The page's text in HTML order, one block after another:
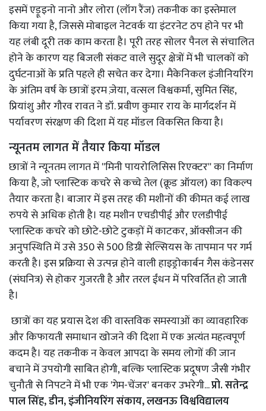
इसमें एड्रूइनो नानो और लोरा (लॉग रैंज) तकनीक का इस्तेमाल
किया गया है, जिससे मोबाइल नेटवर्क या इंटरनेट ठप होने पर भी
यह लंबी दूरी तक काम करता है। पूरी तरह सोलर पैनल से संचालित
होने के कारण यह बिजली संकट वाले सुदूर क्षेत्रों में भी चालकों को
दुर्घटनाओं के प्रति पहले ही सचेत कर देगा। मैकेनिकल इंजीनियरिंग
के अंतिम वर्ष के छात्रों इरम ज़ेया, वत्सल विश्वकर्मा, सुमित सिंह,
प्रियांशु और गौरव रावत ने डॉ. प्रवीण कुमार राय के मार्गदर्शन में
पर्यावरण संरक्षण की दिशा में यह मॉडल विकसित किया है।
न्यूनतम लागत में तैयार किया मॉडल
छात्रों ने न्यूनतम लागत में ''मिनी पायरोलिसिस रिएक्टर'' का निर्माण
किया है, जो प्लास्टिक कचरे से कच्चे तेल (क्रूड ऑयल) का विकल्प
तैयार करता है। बाजार में इस तरह की मशीनों की कीमत कई लाख
रुपये से अधिक होती है। यह मशीन एचडीपीई और एलडीपीई
प्लास्टिक कचरे को छोटे-छोटे टुकड़ों में काटकर, ऑक्सीजन की
अनुपस्थिति में उसे 350 से 500 डिग्री सेल्सियस के तापमान पर गर्म
करती है। इस प्रक्रिया से उत्पन्न होने वाली हाइड्रोकार्बन गैस कंडेनसर
(संघनित्र) से होकर गुजरती है और तरल ईंधन में परिवर्तित हो जाती
है।
छात्रों का यह प्रयास देश की वास्तविक समस्याओं का व्यावहारिक
और किफायती समाधान खोजने की दिशा में एक अत्यंत महत्वपूर्ण
कदम है। यह तकनीक न केवल आपदा के समय लोगों की जान
बचाने में उपयोगी साबित होगी, बल्कि प्लास्टिक प्रदूषण जैसी गंभीर
चुनौती से निपटने में भी एक 'गेम-चेंजर' बनकर उभरेगी...प्रो. सतेन्द्र
पाल सिंह, डीन, इंजीनियरिंग संकाय, लखनऊ विश्वविद्यालय